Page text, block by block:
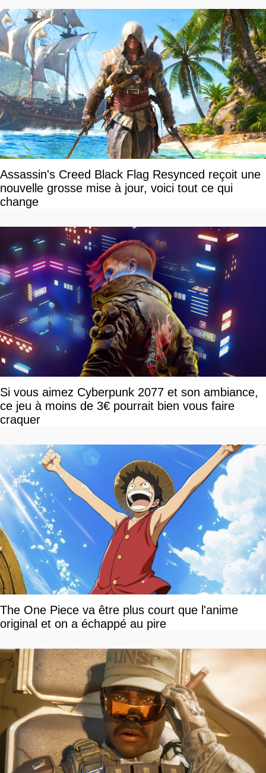
Assassin's Creed Black Flag Resynced reçoit une
nouvelle grosse mise à jour, voici tout ce qui
change
Si vous aimez Cyberpunk 2077 et son ambiance,
ce jeu à moins de 3€ pourrait bien vous faire
craquer
The One Piece va être plus court que l'anime
original et on a échappé au pire